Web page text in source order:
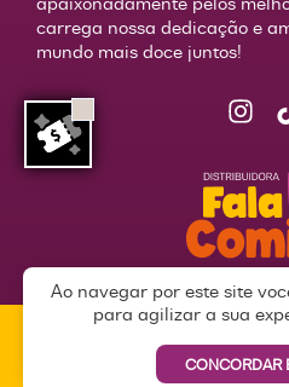
Ao navegar por este site
para agilizar a sua
CONCORDAR
carrega nossa dedicação e
mundo mais doce juntos!
© 2026 | Todos os direitos
Desenvolvido com
pela